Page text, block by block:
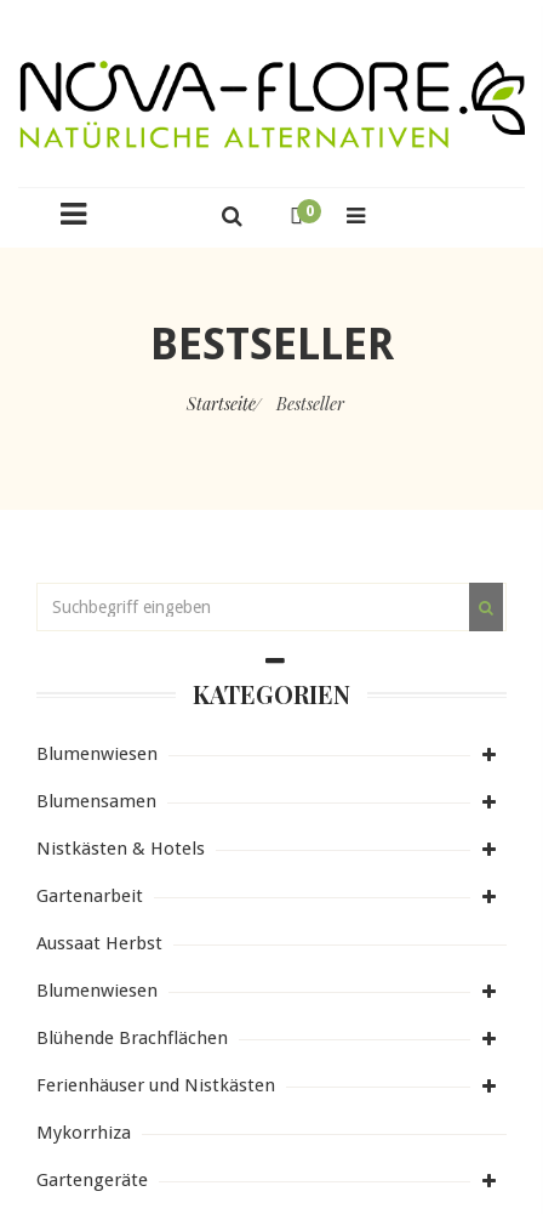
0
BESTSELLER
Startseite Bestseller
KATEGORIEN
Blumenwiesen
Blumensamen
Nistkästen & Hotels
Gartenarbeit
Aussaat Herbst
Blumenwiesen
Blühende Brachflächen
Ferienhäuser und Nistkästen
Mykorrhiza
Gartengeräte